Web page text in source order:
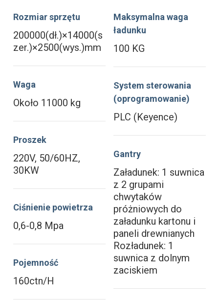
Rozmiar sprzętu
200000(dł.)×14000(s
zer.)×2500(wys.)mm
Waga
Około 11000 kg
Proszek
220V, 50/60HZ,
30KW
Ciśnienie powietrza
0,6-0,8 Mpa
Pojemność
160ctn/H
Maksymalna waga
ładunku
100 KG
System sterowania
(oprogramowanie)
PLC (Keyence)
Gantry
Załadunek: 1 suwnica
z 2 grupami
chwytaków
próżniowych do
załadunku kartonu i
paneli drewnianych
Rozładunek: 1
suwnica z dolnym
zaciskiem